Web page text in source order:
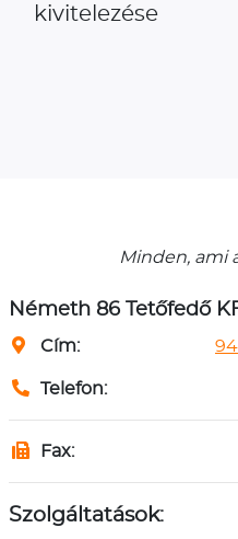
kivitelezése
Minden, ami
Németh 86 Tetőfedő
Cím:
Telefon:
Fax:
Szolgáltatások: